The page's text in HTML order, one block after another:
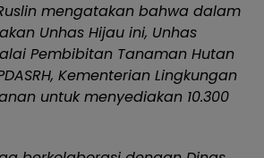
mengatakan bahwa dalam
Unhas Hijau ini, Unhas
Pembibitan Tanaman Hutan
Kementerian Lingkungan
untuk menyediakan 10.300